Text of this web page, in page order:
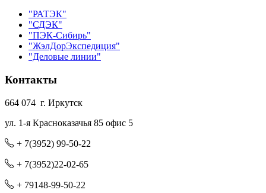
"РАТЭК"
"СДЭК"
"ПЭК-Сибирь"
"ЖэлДорЭкспедиция"
"Деловые линии"
Контакты
664 074 г. Иркутск
ул. 1-я Красноказачья 85 офис 5
+ 7(3952) 99-50-22
+ 7(3952)22-02-65
+ 79148-99-50-22